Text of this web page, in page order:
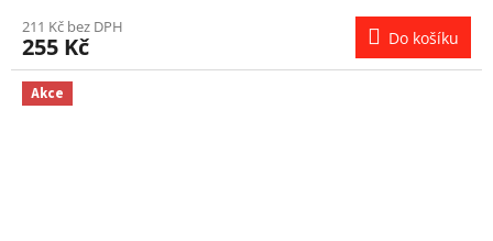
211 Kč bez DPH
255 Kč Do košíku
Akce